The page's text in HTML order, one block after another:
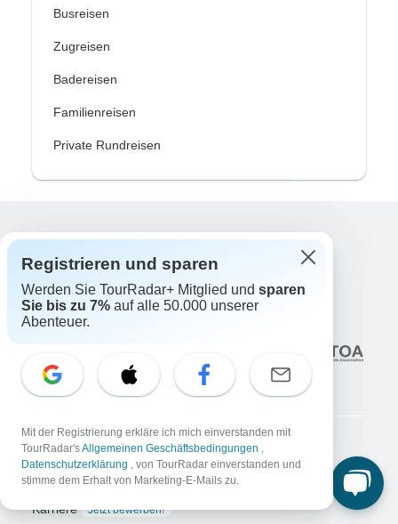
Busreisen
Zugreisen
Badereisen
Familienreisen
Private Rundreisen
10.000+ Bewertungen auf
Assoziiert mit
Unternehmen
Über uns
Karriere
Jetzt bewerben!
Registrieren und sparen
Werden Sie TourRadar+ Mitglied und sparen
Sie bis zu 7% auf alle 50.000 unserer
Abenteuer.
Mit der Registrierung erkläre ich mich einverstanden mit
TourRadar'sAllgemeinen Geschäftsbedingungen ,
Datenschutzerklärung , von TourRadar einverstanden und
stimme dem Erhalt von Marketing-E-Mails zu.